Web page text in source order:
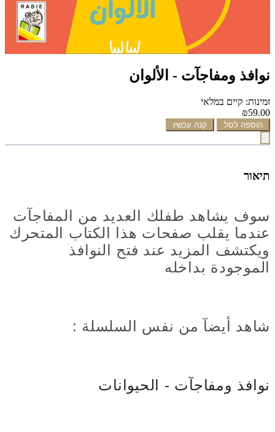
نوافذ ومفاجآت - الألوان
זמינות: קיים במלאי
₪59.00
הוספה לסל קנה עכשיו
תיאור
سوف يشاهد طفلك العديد من المفاجآت
عندما يقلب صفحات هذا الكتاب المتحرك
ويكتشف المزيد عند فتح النوافذ
الموجودة بداخله
شاهد أيضآ من نفس السلسلة :
نوافذ ومفاجآت - الحيوانات